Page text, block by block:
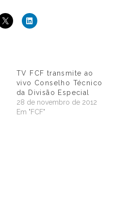
TV FCF transmite ao
vivo Conselho Técnico
da Divisão Especial
28 de novembro de 2012
Em "FCF"